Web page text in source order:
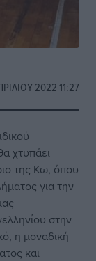
2022 11:27
χτυπάει
της Κω, όπου
για την
στην
η μοναδική
και